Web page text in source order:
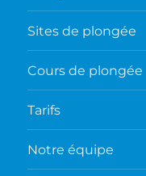
Sites de plongée
Cours de plongée
Tarifs
Notre équipe